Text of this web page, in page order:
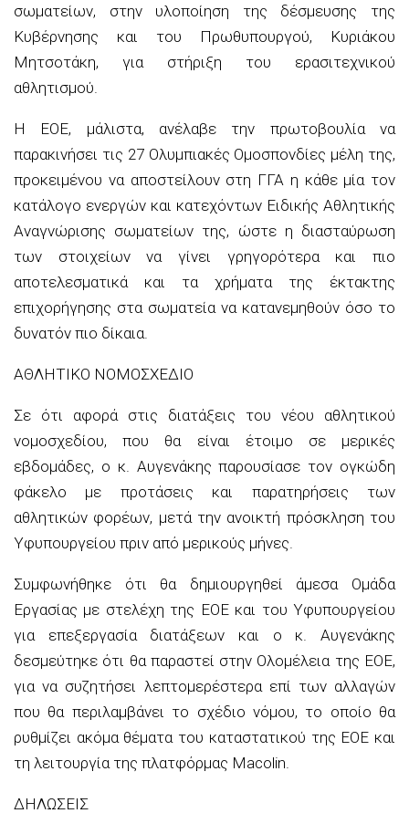
σωματείων, στην υλοποίηση της δέσμευσης της
Κυβέρνησης και του Πρωθυπουργού, Κυριάκου
Μητσοτάκη, για στήριξη του ερασιτεχνικού
αθλητισμού.
Η ΕΟΕ, μάλιστα, ανέλαβε την πρωτοβουλία να
παρακινήσει τις 27 Ολυμπιακές Ομοσπονδίες μέλη της,
προκειμένου να αποστείλουν στη ΓΓΑ η κάθε μία τον
κατάλογο ενεργών και κατεχόντων Ειδικής Αθλητικής
Αναγνώρισης σωματείων της, ώστε η διασταύρωση
των στοιχείων να γίνει γρηγορότερα και πιο
αποτελεσματικά και τα χρήματα της έκτακτης
επιχορήγησης στα σωματεία να κατανεμηθούν όσο το
δυνατόν πιο δίκαια.
ΑΘΛΗΤΙΚΟ ΝΟΜΟΣΧΕΔΙΟ
Σε ότι αφορά στις διατάξεις του νέου αθλητικού
νομοσχεδίου, που θα είναι έτοιμο σε μερικές
εβδομάδες, ο κ. Αυγενάκης παρουσίασε τον ογκώδη
φάκελο με προτάσεις και παρατηρήσεις των
αθλητικών φορέων, μετά την ανοικτή πρόσκληση του
Υφυπουργείου πριν από μερικούς μήνες.
Συμφωνήθηκε ότι θα δημιουργηθεί άμεσα Ομάδα
Εργασίας με στελέχη της ΕΟΕ και του Υφυπουργείου
για επεξεργασία διατάξεων και ο κ. Αυγενάκης
δεσμεύτηκε ότι θα παραστεί στην Ολομέλεια της ΕΟΕ,
για να συζητήσει λεπτομερέστερα επί των αλλαγών
που θα περιλαμβάνει το σχέδιο νόμου, το οποίο θα
ρυθμίζει ακόμα θέματα του καταστατικού της ΕΟΕ και
τη λειτουργία της πλατφόρμας Macolin.
ΔΗΛΩΣΕΙΣ